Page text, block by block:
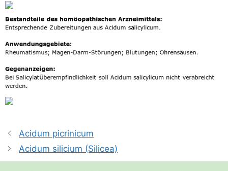
Acidum picrinicum
Acidum silicium (Silicea)